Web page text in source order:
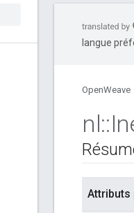
langue
OpenWeave
nl::
Attributs